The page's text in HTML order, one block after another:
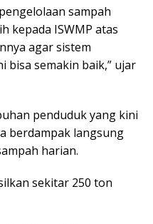
sampah
kepada ISWMP atas
agar sistem
bisa semakin baik,” ujar
penduduk yang kini
berdampak langsung
harian.
sekitar 250 ton